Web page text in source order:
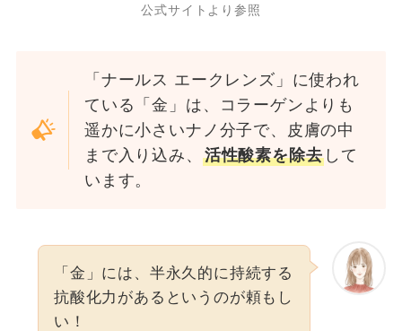
公式サイトより参照
「ナールス エークレンズ」に使われ
ている「金」は、コラーゲンよりも
遥かに小さいナノ分子で、皮膚の中
まで入り込み、 活性酸素を除去 して
います。
「金」には、半永久的に持続する
抗酸化力があるというのが頼もし
い！